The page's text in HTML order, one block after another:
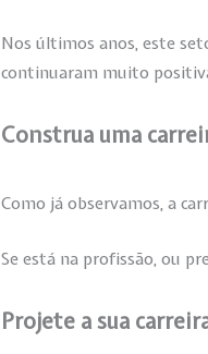
Nos últimos anos, este
continuaram muito
Construa uma
Como já observamos, a
Se está na profissão, ou
Projete a sua